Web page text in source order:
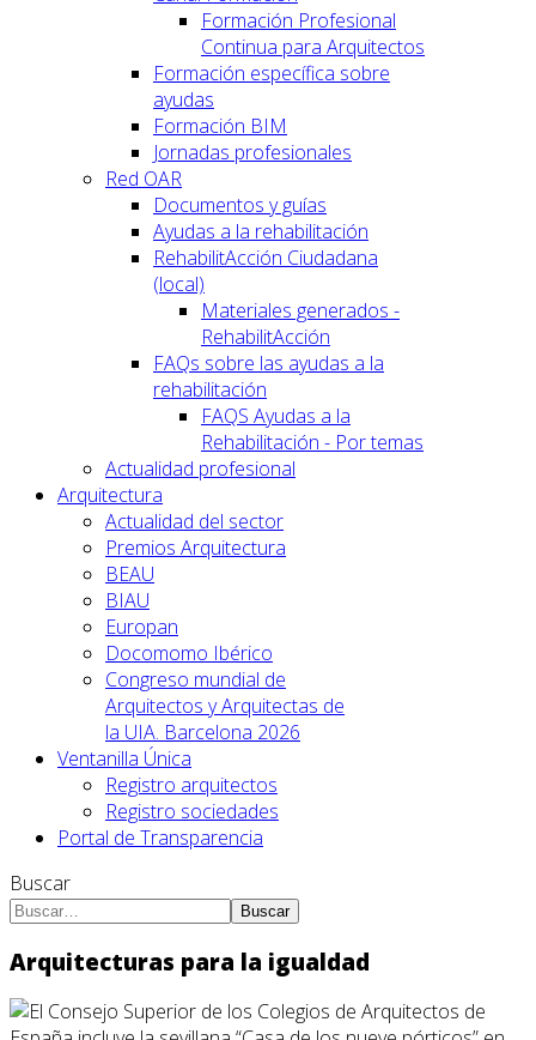
Formación Profesional
Continua para Arquitectos
Formación específica sobre
ayudas
Formación BIM
Jornadas profesionales
Red OAR
Documentos y guías
Ayudas a la rehabilitación
RehabilitAcción Ciudadana
(local)
Materiales generados -
RehabilitAcción
FAQs sobre las ayudas a la
rehabilitación
FAQS Ayudas a la
Rehabilitación - Por temas
Actualidad profesional
Arquitectura
Actualidad del sector
Premios Arquitectura
BEAU
BIAU
Europan
Docomomo Ibérico
Congreso mundial de
Arquitectos y Arquitectas de
la UIA. Barcelona 2026
Ventanilla Única
Registro arquitectos
Registro sociedades
Portal de Transparencia
Buscar
Buscar
Arquitecturas para la igualdad